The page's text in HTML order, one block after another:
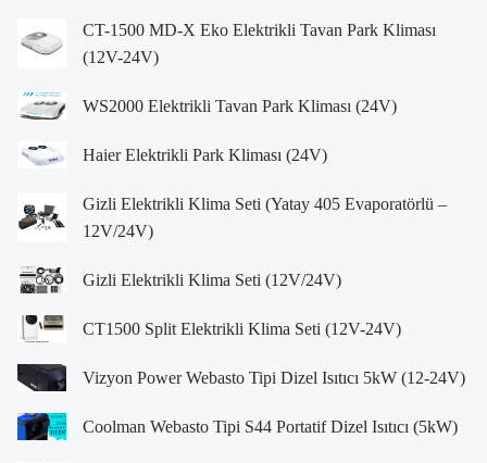
CT-1500 MD-X Eko Elektrikli Tavan Park Kliması
(12V-24V)
WS2000 Elektrikli Tavan Park Kliması (24V)
Haier Elektrikli Park Kliması (24V)
Gizli Elektrikli Klima Seti (Yatay 405 Evaporatörlü –
12V/24V)
Gizli Elektrikli Klima Seti (12V/24V)
CT1500 Split Elektrikli Klima Seti (12V-24V)
Vizyon Power Webasto Tipi Dizel Isıtıcı 5kW (12-24V)
Coolman Webasto Tipi S44 Portatif Dizel Isıtıcı (5kW)